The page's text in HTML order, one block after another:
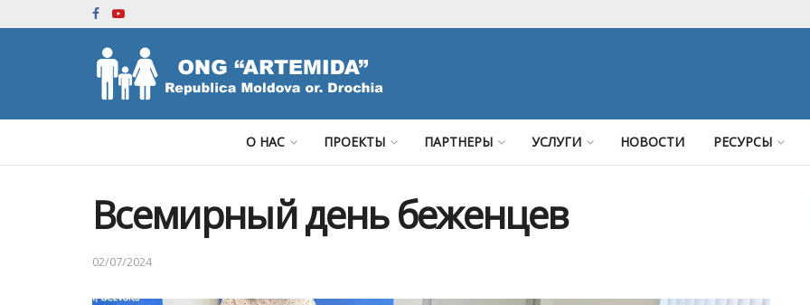
О НАС ПРОЕКТЫ ПАРТНЕРЫ УСЛУГИ НОВОСТИ РЕСУРСЫ
Всемирный день беженцев
02/07/2024